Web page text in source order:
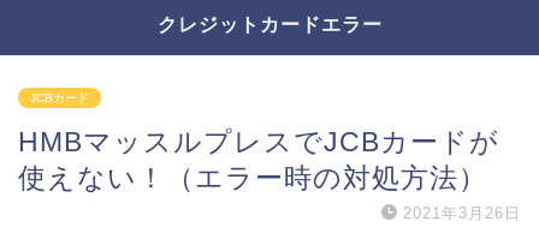
クレジットカードエラー
JCBカード
HMBマッスルプレスでJCBカードが
使えない！（エラー時の対処方法）
2021年3月26日